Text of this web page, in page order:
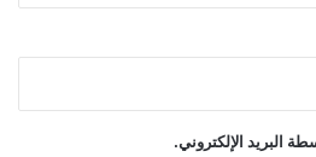
النظام التجاري العالمي
الشركات وسلاسل
البريد الإلكتروني.